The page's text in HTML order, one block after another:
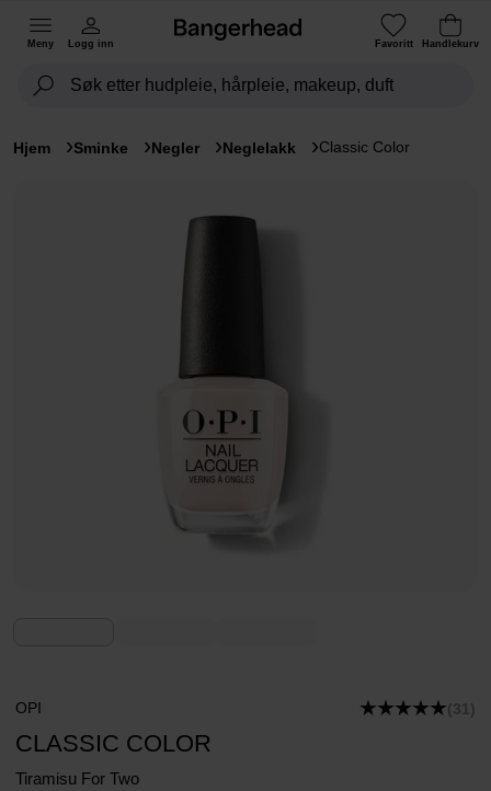
Meny Logg inn Favoritt Handlekurv
Hjem Sminke Negler Neglelakk Classic Color
OPI (31)
CLASSIC COLOR
Tiramisu For Two